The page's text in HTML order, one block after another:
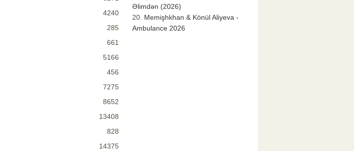
4240
285
661
5166
456
7275
8652
13408
828
14375
Əlimdən (2026)
Memişhkhan & Könül Aliyeva -
Ambulance 2026